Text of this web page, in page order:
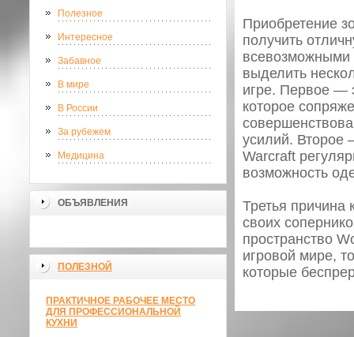
Полезное
Интересное
Забавное
В мире
В России
За рубежем
Медицина
ОБЪЯВЛЕНИЯ
ПОЛЕЗНОЙ
ПРАКТИЧНОЕ РАБОЧЕЕ МЕСТО
ДЛЯ ПРОФЕССИОНАЛЬНОЙ
КУХНИ
Приобретение
получить
всевозможными
выделить
игре. Первое ―
которое
усилий. Второе
Warcraft
возможность
Третья причина
своих
пространство
игровой мире,
которые